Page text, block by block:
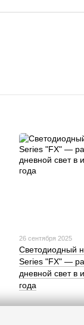
26 сентября 2025
Светодиодный
Series "FX" —
дневной свет в
года